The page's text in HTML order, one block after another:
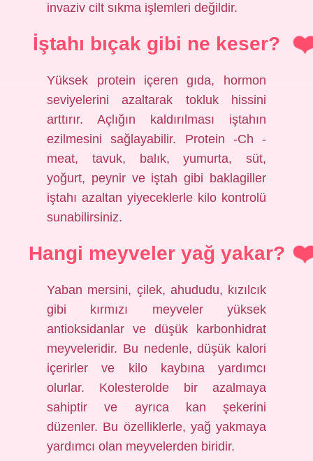
invaziv cilt sıkma işlemleri değildir.
İştahı bıçak gibi ne keser?
Yüksek protein içeren gıda, hormon
seviyelerini azaltarak tokluk hissini
arttırır. Açlığın kaldırılması iştahın
ezilmesini sağlayabilir. Protein -Ch -
meat, tavuk, balık, yumurta, süt,
yoğurt, peynir ve iştah gibi baklagiller
iştahı azaltan yiyeceklerle kilo kontrolü
sunabilirsiniz.
Hangi meyveler yağ yakar?
Yaban mersini, çilek, ahududu, kızılcık
gibi kırmızı meyveler yüksek
antioksidanlar ve düşük karbonhidrat
meyveleridir. Bu nedenle, düşük kalori
içerirler ve kilo kaybına yardımcı
olurlar. Kolesterolde bir azalmaya
sahiptir ve ayrıca kan şekerini
düzenler. Bu özelliklerle, yağ yakmaya
yardımcı olan meyvelerden biridir.